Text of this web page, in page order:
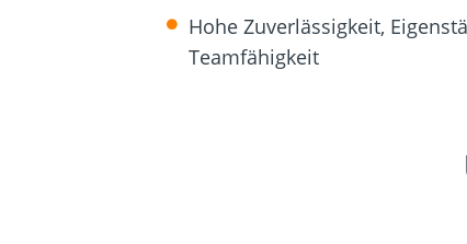
Hohe Zuverlässigkeit,
Teamfähigkeit